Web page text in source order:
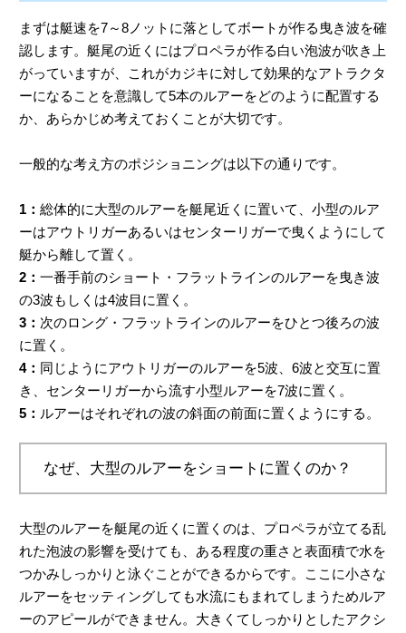
まずは艇速を7～8ノットに落としてボートが作る曳き波を確
認します。艇尾の近くにはプロペラが作る白い泡波が吹き上
がっていますが、これがカジキに対して効果的なアトラクタ
ーになることを意識して5本のルアーをどのように配置する
か、あらかじめ考えておくことが大切です。
一般的な考え方のポジショニングは以下の通りです。
1： 総体的に大型のルアーを艇尾近くに置いて、小型のルア
ーはアウトリガーあるいはセンターリガーで曳くようにして
艇から離して置く。
2： 一番手前のショート・フラットラインのルアーを曳き波
の3波もしくは4波目に置く。
3： 次のロング・フラットラインのルアーをひとつ後ろの波
に置く。
4： 同じようにアウトリガーのルアーを5波、6波と交互に置
き、センターリガーから流す小型ルアーを7波に置く。
5： ルアーはそれぞれの波の斜面の前面に置くようにする。
なぜ、大型のルアーをショートに置くのか？
大型のルアーを艇尾の近くに置くのは、プロペラが立てる乱
れた泡波の影響を受けても、ある程度の重さと表面積で水を
つかみしっかりと泳ぐことができるからです。ここに小さな
ルアーをセッティングしても水流にもまれてしまうためルア
ーのアピールができません。大きくてしっかりとしたアクシ